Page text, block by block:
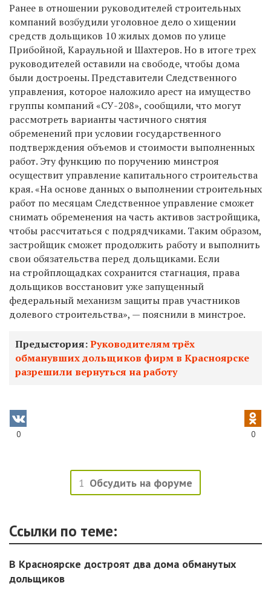
Ранее в отношении руководителей строительных
компаний возбудили уголовное дело о хищении
средств дольщиков 10 жилых домов по улице
Прибойной, Караульной и Шахтеров. Но в итоге трех
руководителей оставили на свободе, чтобы дома
были достроены.Представители Следственного
управления, которое наложило арест на имущество
группы компаний «СУ-208», сообщили, что могут
рассмотреть варианты частичного снятия
обременений при условии государственного
подтверждения объемов и стоимости выполненных
работ. Эту функцию по поручению минстроя
осуществит управление капитального строительства
края. «На основе данных о выполнении строительных
работ по месяцам Следственное управление сможет
снимать обременения на часть активов застройщика,
чтобы рассчитаться с подрядчиками. Таким образом,
застройщик сможет продолжить работу и выполнить
свои обязательства перед дольщиками. Если
на стройплощадках сохранится стагнация, права
дольщиков восстановит уже запущенный
федеральный механизм защиты прав участников
долевого строительства», — пояснили в минстрое.
Предыстория:Руководителям трёх
обманувших дольщиков фирм в Красноярске
разрешили вернуться на работу
0 0
1 Обсудить на форуме
Ссылки по теме:
В Красноярске достроят два дома обманутых
дольщиков